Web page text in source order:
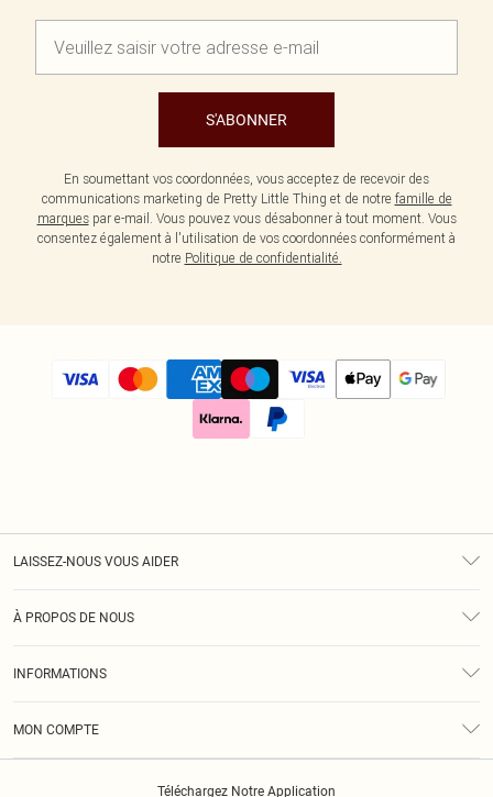
S'ABONNER
En soumettant vos coordonnées, vous acceptez de recevoir des
communications marketing de Pretty Little Thing et de notre famille de
marquespar e-mail. Vous pouvez vous désabonner à tout moment. Vous
consentez également à l'utilisation de vos coordonnées conformément à
notre Politique de confidentialité.
LAISSEZ-NOUS VOUS AIDER
À PROPOS DE NOUS
INFORMATIONS
MON COMPTE
Téléchargez Notre Application